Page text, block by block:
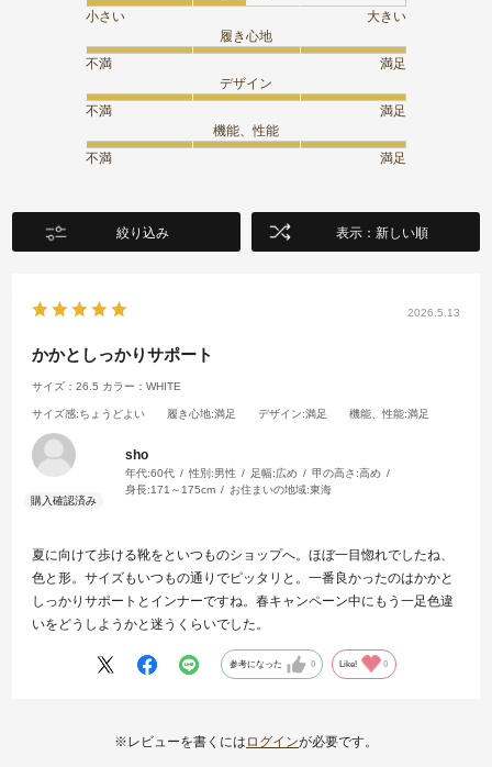
小さい
大きい
履き心地
不満
満足
デザイン
不満
満足
機能、性能
不満
満足
絞り込み 表示：新しい順
2026.5.13
かかとしっかりサポート
サイズ：26.5 カラー：WHITE
サイズ感:ちょうどよい 履き心地:満足 デザイン:満足 機能、性能:満足
sho
年代:60代 性別:男性 足幅:広め 甲の高さ:高め
身長:171～175cm お住まいの地域:東海
夏に向けて歩ける靴をといつものショップへ。ほぼ一目惚れでしたね、
色と形。サイズもいつもの通りでピッタリと。一番良かったのはかかと
しっかりサポートとインナーですね。春キャンペーン中にもう一足色違
いをどうしようかと迷うくらいでした。
参考になった 0 Like! 0
※レビューを書くには ログインが必要です。